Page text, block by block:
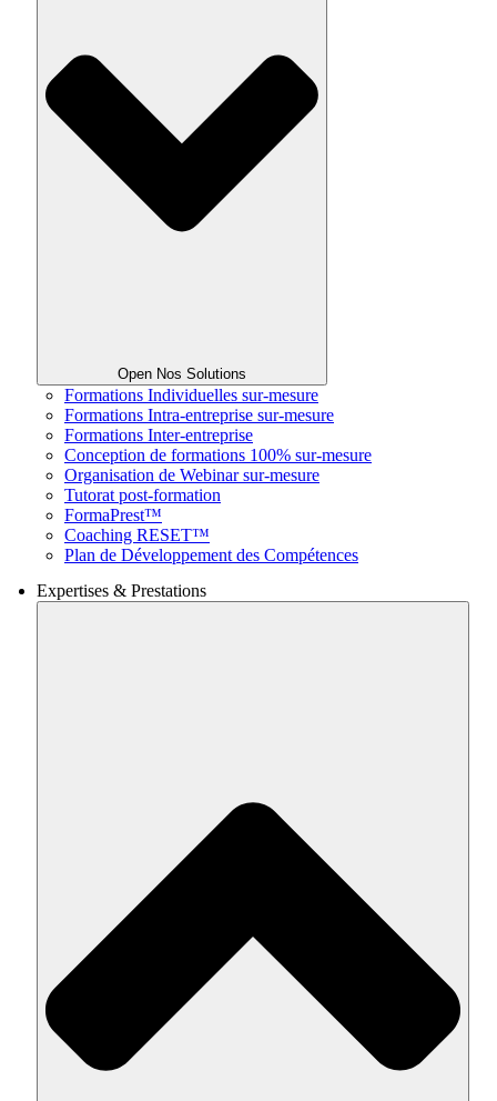
Open Nos Solutions
Formations Individuelles sur-mesure
Formations Intra-entreprise sur-mesure
Formations Inter-entreprise
Conception de formations 100% sur-mesure
Organisation de Webinar sur-mesure
Tutorat post-formation
FormaPrest™
Coaching RESET™
Plan de Développement des Compétences
Expertises & Prestations